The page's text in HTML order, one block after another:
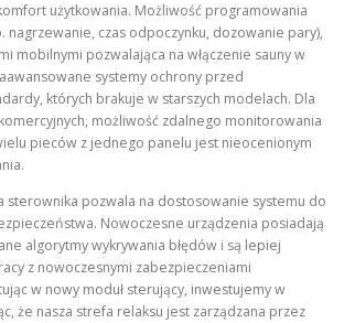
użytkowania. Możliwość programowania
nagrzewanie, czas odpoczynku, dozowanie pary),
mobilnymi pozwalająca na włączenie sauny w
systemy ochrony przed
których brakuje w starszych modelach. Dla
możliwość zdalnego monitorowania
pieców z jednego panelu jest nieocenionym
sterownika pozwala na dostosowanie systemu do
Nowoczesne urządzenia posiadają
algorytmy wykrywania błędów i są lepiej
z nowoczesnymi zabezpieczeniami
w nowy moduł sterujący, inwestujemy w
że nasza strefa relaksu jest zarządzana przez